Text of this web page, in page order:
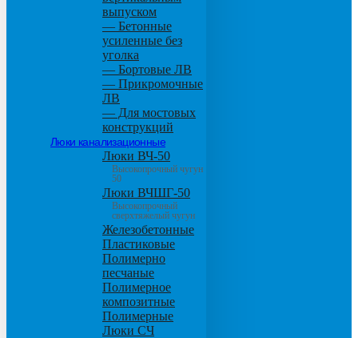
выпуском
— Бетонные
усиленные без
уголка
— Бортовые ЛВ
— Прикромочные
ЛВ
— Для мостовых
конструкций
Люки канализационные
Люки ВЧ-50
Высокопрочный чугун
50
Люки ВЧШГ-50
Высокопрочный
сверхтяжелый чугун
Железобетонные
Пластиковые
Полимерно
песчаные
Полимерное
композитные
Полимерные
Люки СЧ